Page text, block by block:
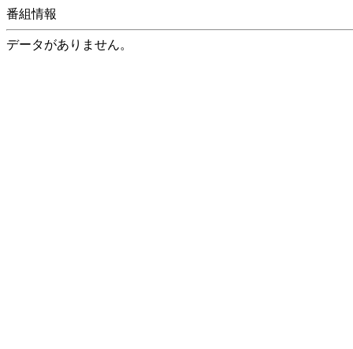
番組情報
データがありません。